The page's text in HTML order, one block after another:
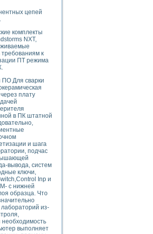
на электроподвижном составе
полупроводниковых приборов
методов расширения его полосы
цепей
комплекты
NXT,
к
ПТ режима
ПО Для сварки
плату
в ПК штатной
и шага
подчас
вывода, систем
ключи,
Inp и
с нижней
образца. Что
лабораторий из-
необходимость
выполняет